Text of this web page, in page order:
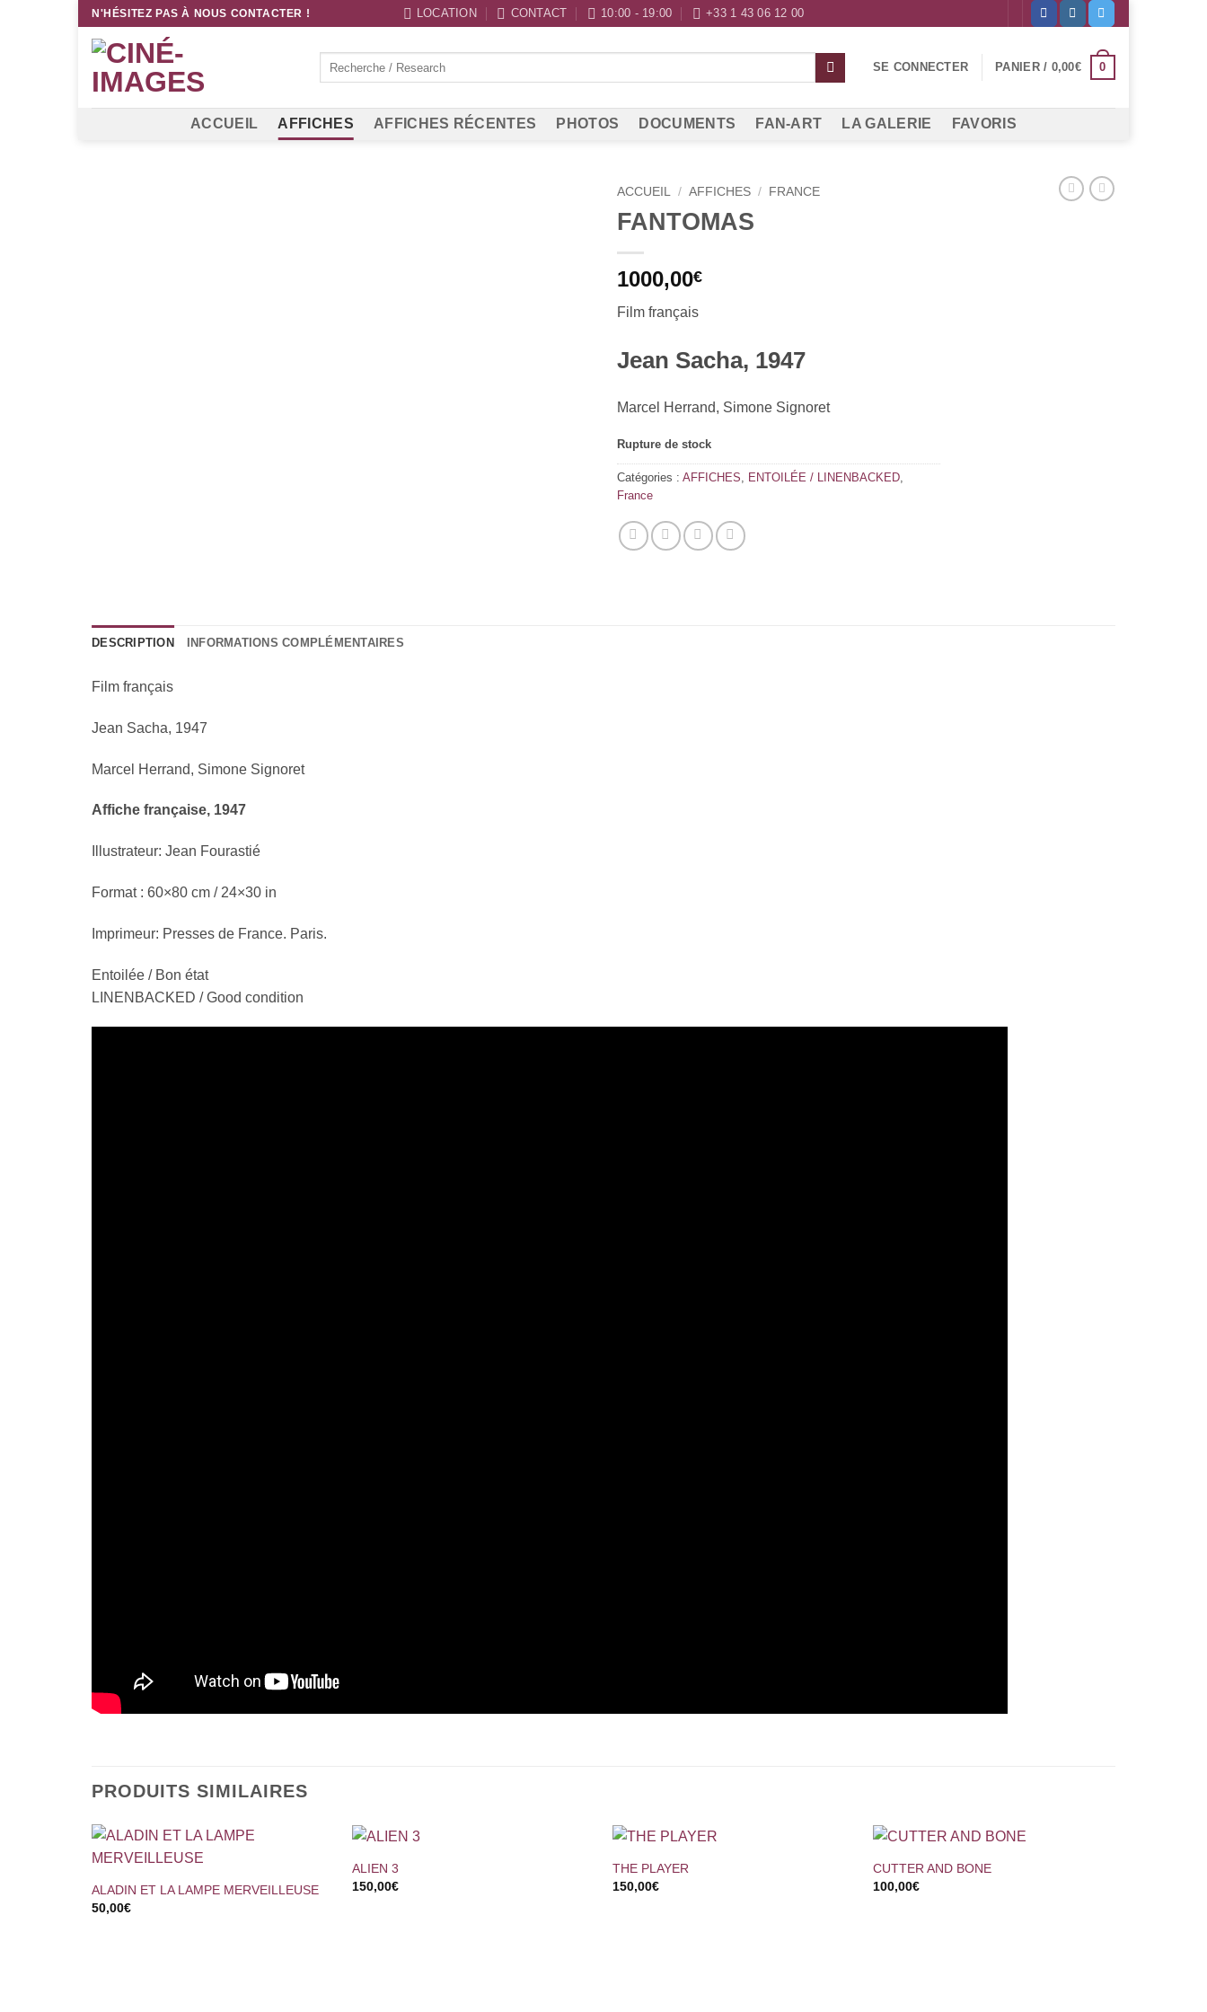
Passer
contenu
N'HÉSITEZ PAS À NOUS CONTACTER ! LOCATION CONTACT 10:00 - 19:00 +33 1 43 06 12 00
SE CONNECTER PANIER / 0,00€ 0
ACCUEIL AFFICHES AFFICHES RÉCENTES PHOTOS DOCUMENTS FAN-ART LA GALERIE FAVORIS
ACCUEIL / AFFICHES / FRANCE
FANTOMAS
1000,00€
Film français
Jean Sacha, 1947
Marcel Herrand, Simone Signoret
Rupture de stock
Catégories : AFFICHES ENTOILÉE / LINENBACKED
France
DESCRIPTION INFORMATIONS COMPLÉMENTAIRES
Film français
Jean Sacha, 1947
Marcel Herrand, Simone Signoret
Affiche française, 1947
Illustrateur: Jean Fourastié
Format : 60×80 cm / 24×30 in
Imprimeur: Presses de France. Paris.
Entoilée / Bon état
LINENBACKED / Good condition
PRODUITS SIMILAIRES
+
ALADIN ET LA LAMPE MERVEILLEUSE
50,00€
+
ALIEN 3
150,00€
+
THE PLAYER
150,00€
+
CUTTER AND BONE
100,00€